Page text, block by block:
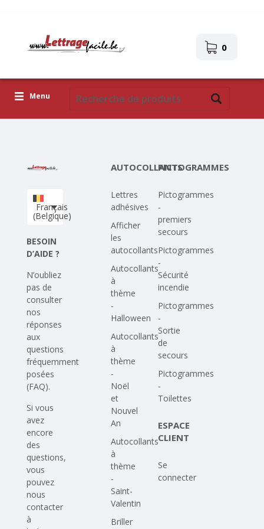
0
Menu
Téléchargez votre propre conception
Corona Covid-19
Français
(Belgique)
BESOIN
D’AIDE ?
N’oubliez
pas de
consulter
nos
réponses
aux
questions
fréquemment
posées
(FAQ).
Si vous
avez
encore
des
questions,
vous
pouvez
nous
contacter
à
AUTOCOLLANTS
Lettres
adhésives
Afficher
les
autocollants
Autocollants
à
thème
-
Halloween
Autocollants
à
thème
-
Noël
et
Nouvel
An
Autocollants
à
thème
-
Saint-
Valentin
Briller
PICTOGRAMMES
Pictogrammes
-
premiers
secours
Pictogrammes
-
Sécurité
incendie
Pictogrammes
-
Sortie
de
secours
Pictogrammes
-
Toilettes
ESPACE
CLIENT
Se
connecter